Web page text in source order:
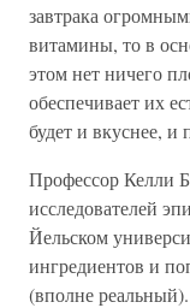
завтрака
витамины, то в
этом нет ничего
обеспечивает их
будет и вкуснее, и
Профессор Келли
исследователей
Йельском
ингредиентов и
(вполне